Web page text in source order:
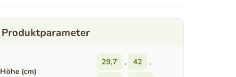
Höhe (cm)
29,7 , 42
,